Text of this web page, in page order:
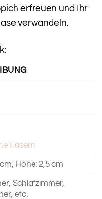
erfreuen und Ihr
verwandeln.
Fasern
Höhe: 2,5 cm
Schlafzimmer,
etc.